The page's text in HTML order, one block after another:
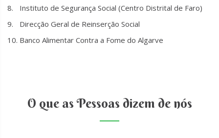
Instituto de Segurança Social (Centro Distrital de Faro)
Direcção Geral de Reinserção Social
Banco Alimentar Contra a Fome do Algarve
O que as Pessoas dizem de nós